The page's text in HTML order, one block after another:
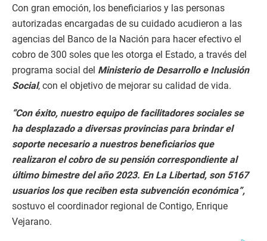
Con gran emoción, los beneficiarios y las personas
autorizadas encargadas de su cuidado acudieron a las
agencias del Banco de la Nación para hacer efectivo el
cobro de 300 soles que les otorga el Estado, a través del
programa social del Ministerio de Desarrollo e Inclusión
Social, con el objetivo de mejorar su calidad de vida.
“Con éxito, nuestro equipo de facilitadores sociales se
ha desplazado a diversas provincias para brindar el
soporte necesario a nuestros beneficiarios que
realizaron el cobro de su pensión correspondiente al
último bimestre del año 2023. En La Libertad, son 5167
usuarios los que reciben esta subvención económica”,
sostuvo el coordinador regional de Contigo, Enrique
Vejarano.